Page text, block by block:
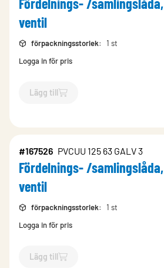
ventil
förpackningsstorlek:
1 st
Logga in för pris
Lägg till
`$Lägg till
#167526 PVCUU 125 63 GALV 3
Fördelnings- /
ventil
förpackningsstorlek:
1 st
Logga in för pris
Lägg till
`$Lägg till